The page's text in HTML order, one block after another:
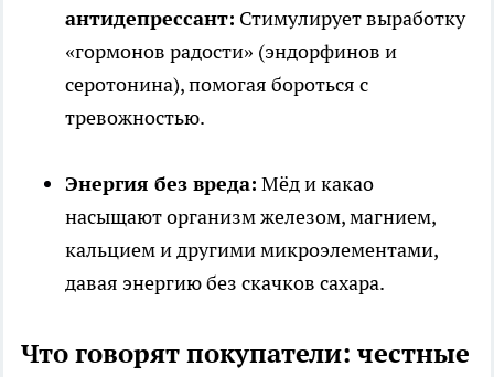
антидепрессант: Стимулирует выработку
«гормонов радости» (эндорфинов и
серотонина), помогая бороться с
тревожностью.
Энергия без вреда: Мёд и какао
насыщают организм железом, магнием,
кальцием и другими микроэлементами,
давая энергию без скачков сахара.
Что говорят покупатели: честные